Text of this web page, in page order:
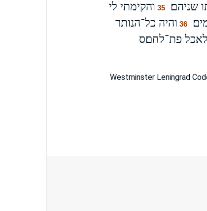
שניהם׃ 35 והקימתי לי
36 והיה כל־הנותר
פת־לחם׃ס
Westminster Leningrad